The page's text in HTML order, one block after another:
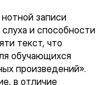
записи
и способности
текст, что
обучающихся
произведений».
в отличие